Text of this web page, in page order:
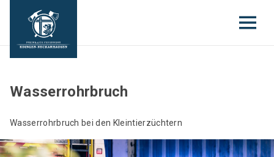
Wasserrohrbruch
Wasserrohrbruch bei den Kleintierzüchtern